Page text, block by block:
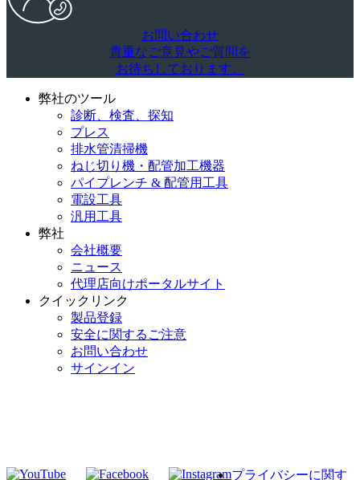
お問い合わせ
貴重なご意見やご質問を
お待ちしております。
弊社のツール
診断、検査、探知
プレス
排水管清掃機
ねじ切り機・配管加工機器
パイプレンチ & 配管用工具
電設工具
汎用工具
弊社
会社概要
ニュース
代理店向けポータルサイト
クイックリンク
製品登録
安全に関するご注意
お問い合わせ
サインイン
プライバシーに関す